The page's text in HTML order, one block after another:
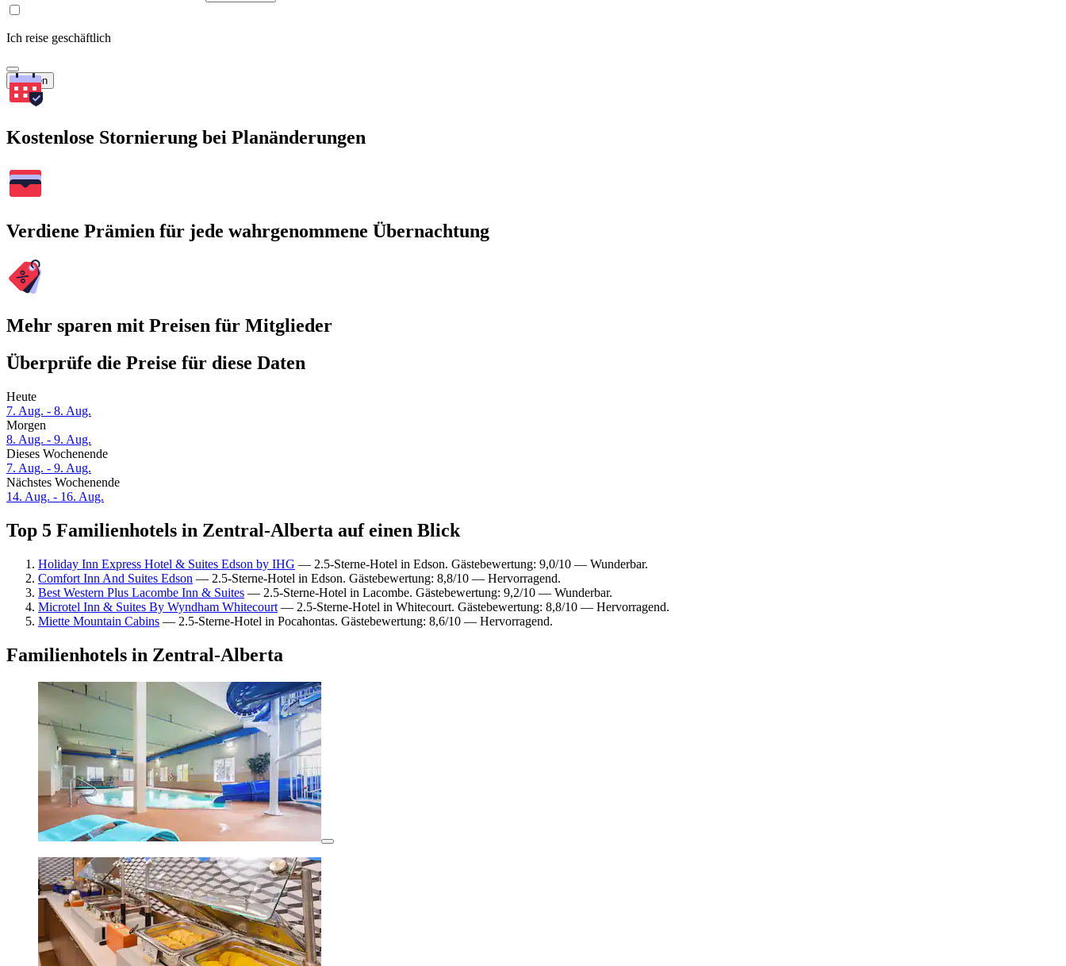
Ich reise geschäftlich
Suchen
Kostenlose Stornierung bei Planänderungen
Verdiene Prämien für jede wahrgenommene Übernachtung
Mehr sparen mit Preisen für Mitglieder
Überprüfe die Preise für diese Daten
Heute
7. Aug. - 8. Aug.
Morgen
8. Aug. - 9. Aug.
Dieses Wochenende
7. Aug. - 9. Aug.
Nächstes Wochenende
14. Aug. - 16. Aug.
Top 5 Familienhotels in Zentral-Alberta auf einen Blick
Holiday Inn Express Hotel & Suites Edson by IHG — 2.5-Sterne-Hotel in Edson. Gästebewertung: 9,0/10 — Wunderbar.
Comfort Inn And Suites Edson — 2.5-Sterne-Hotel in Edson. Gästebewertung: 8,8/10 — Hervorragend.
Best Western Plus Lacombe Inn & Suites — 2.5-Sterne-Hotel in Lacombe. Gästebewertung: 9,2/10 — Wunderbar.
Microtel Inn & Suites By Wyndham Whitecourt — 2.5-Sterne-Hotel in Whitecourt. Gästebewertung: 8,8/10 — Hervorragend.
Miette Mountain Cabins — 2.5-Sterne-Hotel in Pocahontas. Gästebewertung: 8,6/10 — Hervorragend.
Familienhotels in Zentral-Alberta